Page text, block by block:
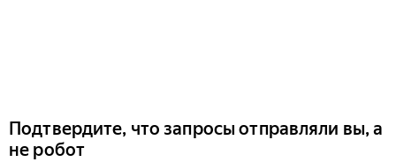
Подтвердите, что запросы отправляли вы, а
не робот